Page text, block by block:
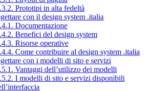
Prototipi in alta fedeltà
con il design system .italia
Documentazione
Benefici del design system
Risorse operative
Come contribuire al design system .italia
con i modelli di sito e servizi
Vantaggi dell’utilizzo dei modelli
I modelli di sito e servizi disponibili